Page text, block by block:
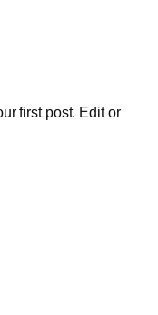
first post. Edit or